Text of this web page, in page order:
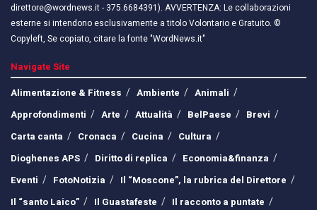
direttore@wordnews.it - ​​375.6684391). AVVERTENZA: Le collaborazioni
esterne si intendono esclusivamente a titolo Volontario e Gratuito. ©
Copyleft, Se copiato, citare la fonte "WordNews.it"
Navigate Site
Alimentazione & Fitness
Ambiente
Animali
Approfondimenti
Arte Attualità BelPaese
Brevi
Carta canta
Cronaca Cucina
Cultura
Dioghenes APS
Diritto di replica
Economia&finanza
Eventi
FotoNotizia
Il “Moscone”, la rubrica del Direttore
Il “santo Laico”
Il Guastafeste
Il racconto a puntate